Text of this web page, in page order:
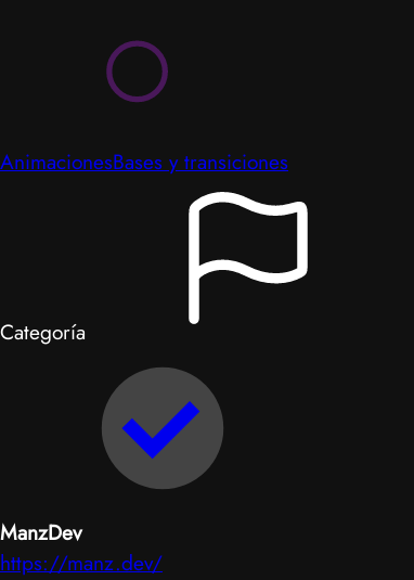
AnimacionesBases y transiciones
Categoría
ManzDev
https://manz.dev/